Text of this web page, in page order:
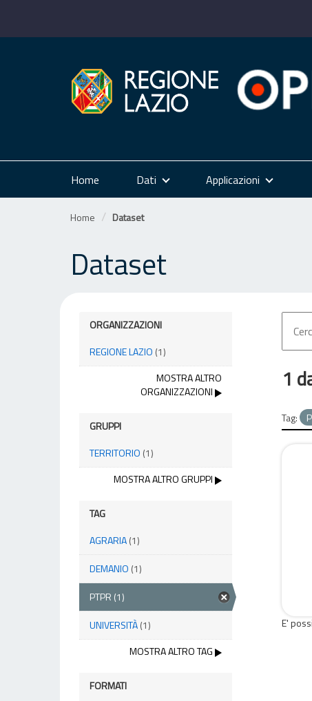
Home Dati Applicazioni
Home Dataset
Dataset
ORGANIZZAZIONI
REGIONE LAZIO (1)
MOSTRA ALTRO
ORGANIZZAZIONI
GRUPPI
TERRITORIO (1)
MOSTRA ALTRO GRUPPI
TAG
AGRARIA(1)
DEMANIO (1)
PTPR (1)
UNIVERSITÀ(1)
MOSTRA ALTRO TAG
FORMATI
1
Tag:
E'